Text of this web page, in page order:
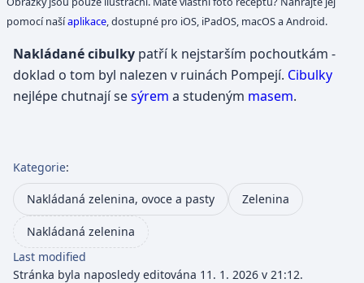
pomocí našíaplikace , dostupné pro iOS, iPadOS, macOS a Android.
Nakládané cibulky patří k nejstarším pochoutkám -
doklad o tom byl nalezen v ruinách Pompejí. Cibulky
nejlépe chutnají sesýrem a studeným masem.
Kategorie:
Nakládaná zelenina, ovoce a pasty Zelenina
Nakládaná zelenina
Last modified
Stránka byla naposledy editována 11. 1. 2026 v 21:12.